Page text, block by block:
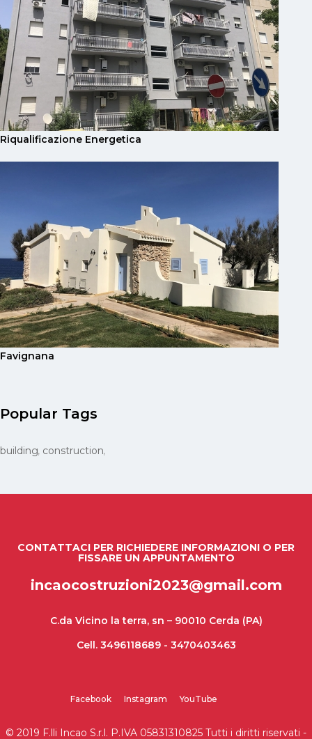
Riqualificazione Energetica
Favignana
Popular Tags
building construction
CONTATTACI PER RICHIEDERE INFORMAZIONI O PER
FISSARE UN APPUNTAMENTO
incaocostruzioni2023@gmail.com
C.da Vicino la terra, sn – 90010 Cerda (PA)
Cell. 3496118689 - 3470403463
Facebook Instagram YouTube
© 2019 F.lli Incao S.r.l. P.IVA 05831310825 Tutti i diritti riservati -